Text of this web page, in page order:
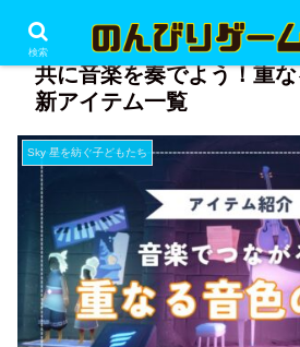
PR
共に音楽を奏でよう！重
新アイテム一覧
Sky 星を紡ぐ子どもたち
検索